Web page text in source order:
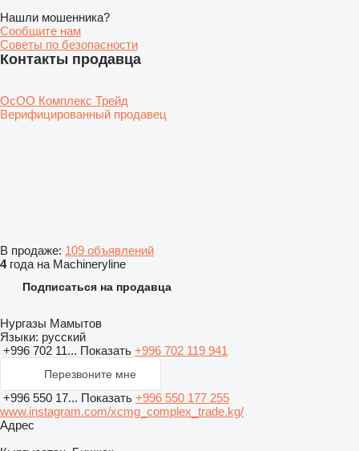
Нашли мошенника?
Сообщите нам
Советы по безопасности
Контакты продавца
ОсОО Комплекс Трейд
Верифицированный продавец
В продаже: 109 объявлений
4года на Machineryline
Подписаться на продавца
Нургазы Мамытов
Языки: русский
+996 702 11... Показать +996 702 119 941
Перезвоните мне
+996 550 17... Показать +996 550 177 255
www.instagram.com/xcmg_complex_trade.kg/
Адрес